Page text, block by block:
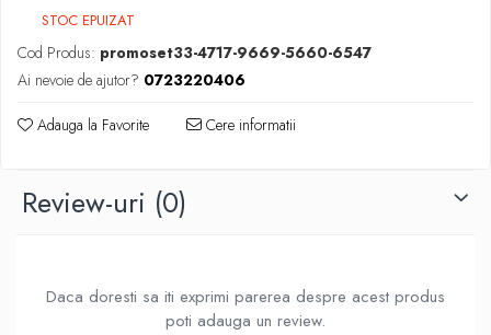
Piese sah electronice
Piese sah electronice
Piese Sah Tematice
Piese Sah Tematice Din Metal
Sah Magnetic India
Set Sah + Table/backgammon
Ceasuri De Sah Digitale
STOC EPUIZAT
Cod Produs: promoset33-4717-9669-5660-6547
Ai nevoie de ajutor? 0723220406
Adauga la Favorite Cere informatii
Review-uri (0)
Daca doresti sa iti exprimi parerea despre acest produs
poti adauga un review.